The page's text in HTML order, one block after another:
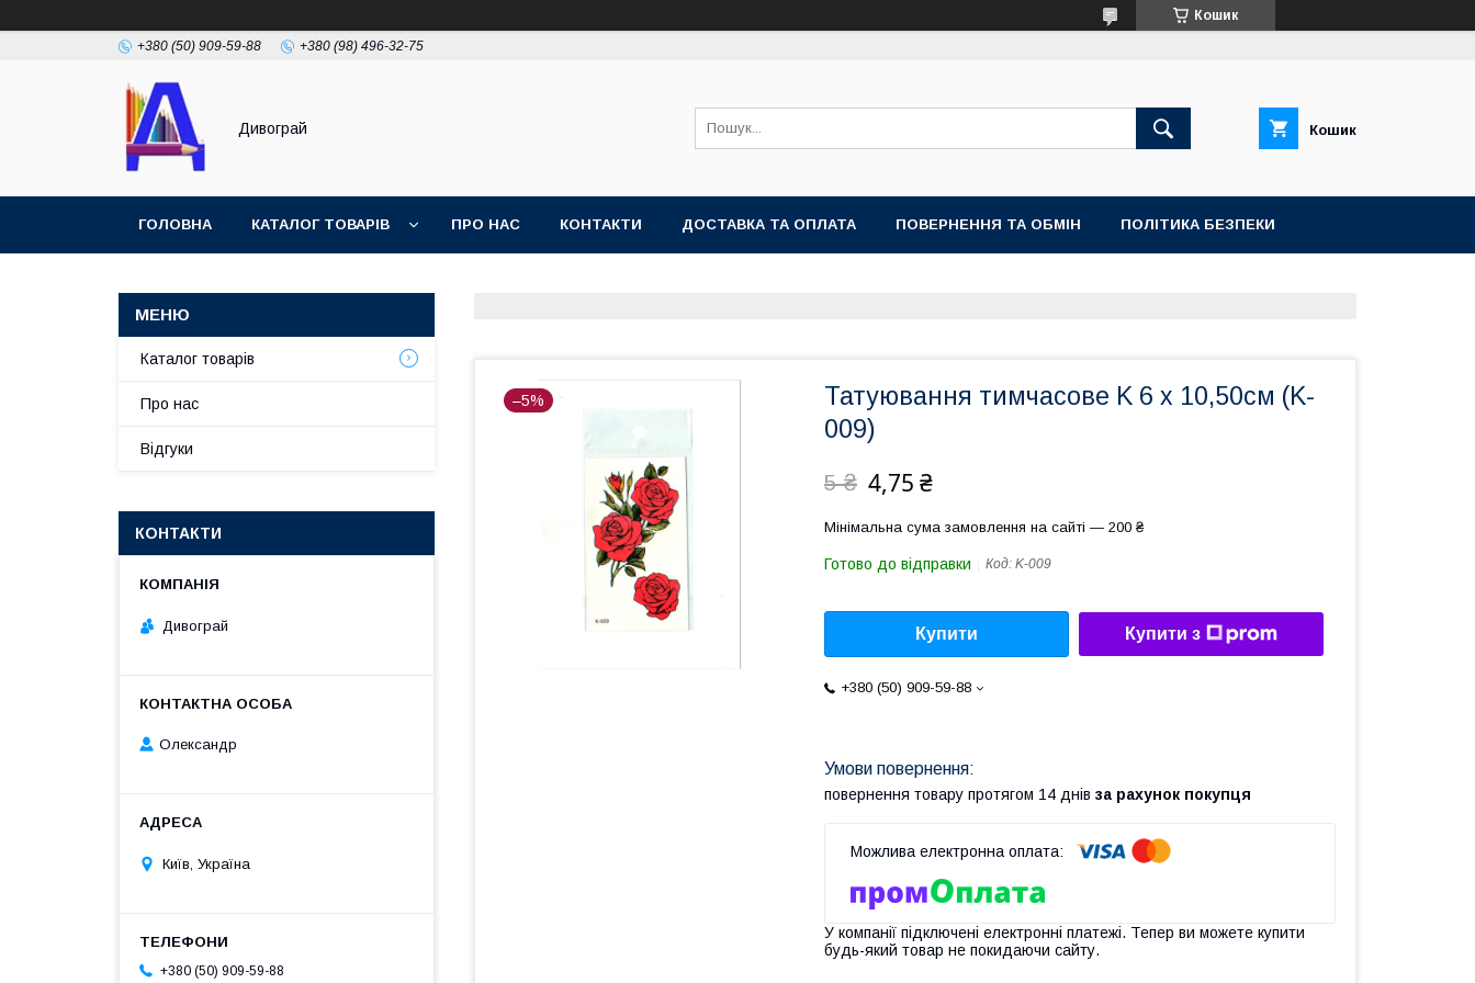
Кошик
+380 (50) 909-59-88 +380 (98) 496-32-75
Дивограй Кошик
ГОЛОВНА КАТАЛОГ ТОВАРІВ ПРО НАС КОНТАКТИ ДОСТАВКА ТА ОПЛАТА ПОВЕРНЕННЯ ТА ОБМІН ПОЛІТИКА БЕЗПЕКИ
–5%
Татуювання тимчасове K 6 х 10,50см (K-
009)
5 ₴ 4,75 ₴
Мінімальна сума замовлення на сайті — 200 ₴
Готово до відправки Код: K-009
Купити Купити з
+380 (50) 909-59-88
повернення товару протягом 14 днів за рахунок покупця
У компанії підключені електронні платежі. Тепер ви можете купити
будь-який товар не покидаючи сайту.
Каталог товарів
Про нас
Відгуки
КОНТАКТИ
Дивограй
Олександр
Київ, Україна
+380 (50) 909-59-88